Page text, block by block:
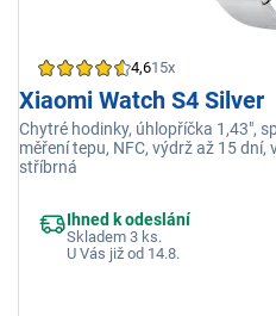
4,615x
Xiaomi Watch S4 Silver
Chytré hodinky, úhlopříčka 1,43",
měření tepu, NFC, výdrž až 15
stříbrná
Ihned k odeslání
Skladem 3 ks.
U Vás již od 14.8.